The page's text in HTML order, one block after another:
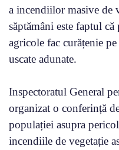
a incendiilor masive de
săptămâni este faptul
agricole fac curățenie
uscate adunate.
Inspectoratul General
organizat o conferință
populației asupra
incendiile de vegetație